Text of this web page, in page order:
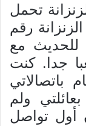
تحمل
رقم
للحديث مع
جدا. كنت
باتصالاتي
ولم
أول تواصل